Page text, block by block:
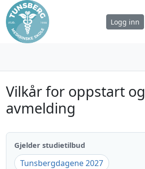
Logg inn
Vilkår for oppstart og
avmelding
Gjelder studietilbud
Tunsbergdagene 2027